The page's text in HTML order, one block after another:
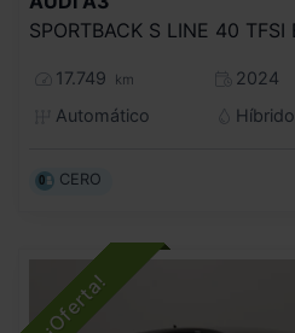
17.749 km
2024
Automático
Híbrido
CERO